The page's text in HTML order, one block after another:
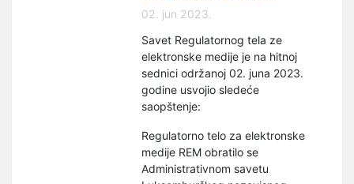
02. jun 2023.
Savet Regulatornog tela ze
elektronske medije je na hitnoj
sednici održanoj 02. juna 2023.
godine usvojio sledeće
saopštenje:
Regulatorno telo za elektronske
medije REM obratilo se
Administrativnom savetu